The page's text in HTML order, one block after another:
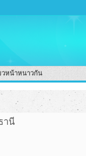
วหน้าหนาวกัน
านี